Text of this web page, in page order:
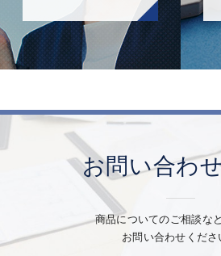
お問い合わ
商品についてのご相談な
お問い合わせくださ